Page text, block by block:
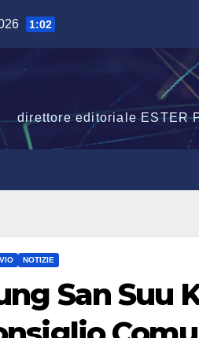
1:02
direttore editoriale ESTER
NOTIZIE
San Suu